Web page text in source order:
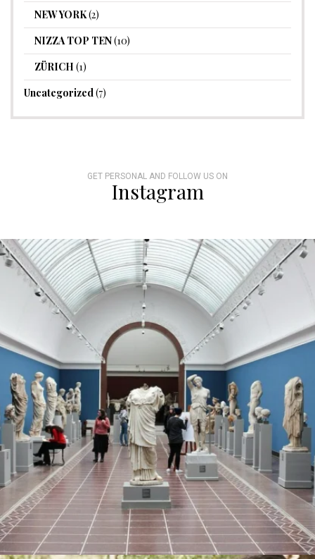
NEW YORK(2)
NIZZA TOP TEN(10)
ZÜRICH (1)
Uncategorized(7)
GET PERSONAL AND FOLLOW US ON
Instagram